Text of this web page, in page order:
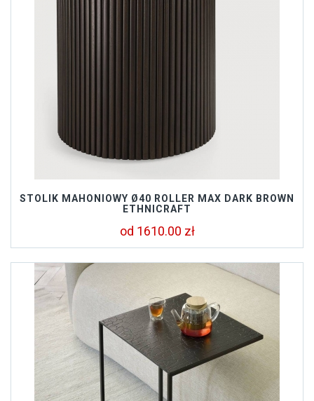
STOLIK MAHONIOWY Ø40 ROLLER MAX DARK BROWN
ETHNICRAFT
od 1610.00 zł